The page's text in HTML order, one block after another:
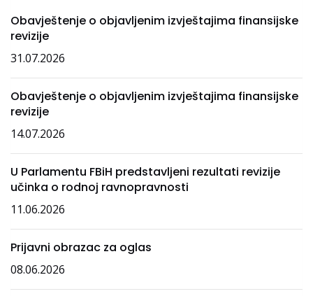
Obavještenje o objavljenim izvještajima finansijske
revizije
31.07.2026
Obavještenje o objavljenim izvještajima finansijske
revizije
14.07.2026
U Parlamentu FBiH predstavljeni rezultati revizije
učinka o rodnoj ravnopravnosti
11.06.2026
Prijavni obrazac za oglas
08.06.2026